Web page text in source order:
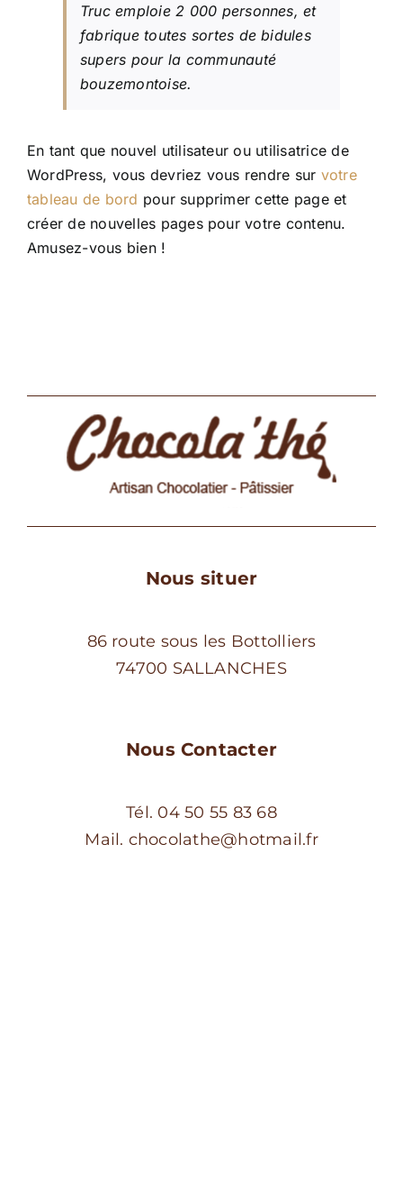
Truc emploie 2 000 personnes, et
fabrique toutes sortes de bidules
supers pour la communauté
bouzemontoise.
En tant que nouvel utilisateur ou utilisatrice de
WordPress, vous devriez vous rendre sur votre
tableau de bord pour supprimer cette page et
créer de nouvelles pages pour votre contenu.
Amusez-vous bien !
Nous situer
86 route sous les Bottolliers
74700 SALLANCHES
Nous Contacter
Tél. 04 50 55 83 68
Mail. chocolathe@hotmail.fr